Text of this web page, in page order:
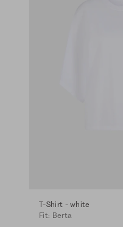
T-Shirt - white
Fit: Berta